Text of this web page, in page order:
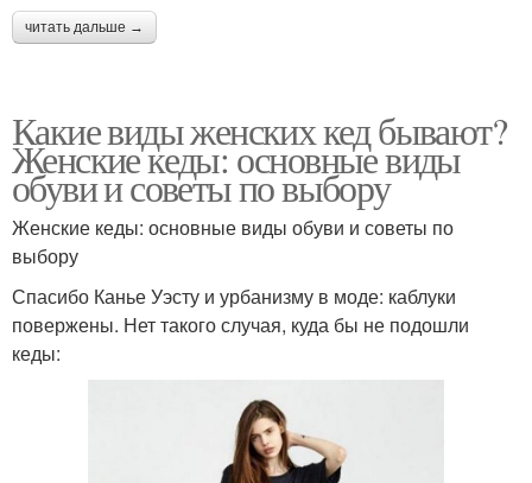
читать дальше →
Какие виды женских кед бывают?
Женские кеды: основные виды
обуви и советы по выбору
Женские кеды: основные виды обуви и советы по
выбору
Спасибо Канье Уэсту и урбанизму в моде: каблуки
повержены. Нет такого случая, куда бы не подошли
кеды: